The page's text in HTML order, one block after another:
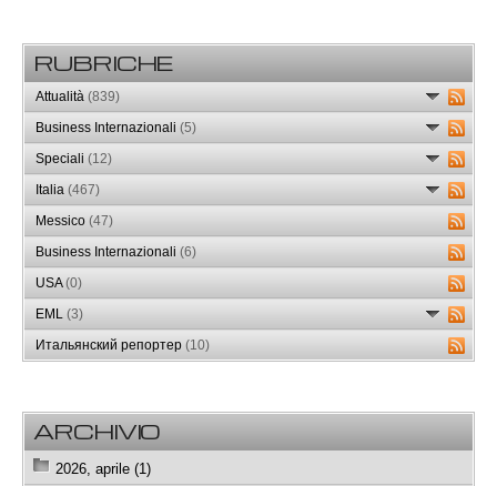
RUBRICHE
Attualità (839)
Business Internazionali (5)
Speciali (12)
Italia (467)
Messico (47)
Business Internazionali (6)
USA(0)
EML (3)
Итальянский репортер (10)
ARCHIVIO
2026, aprile (1)